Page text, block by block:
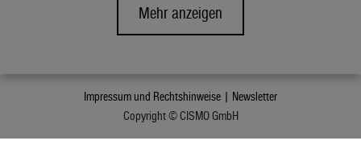
Mehr anzeigen
Impressum und Rechtshinweise | Newsletter
Copyright © CISMO GmbH